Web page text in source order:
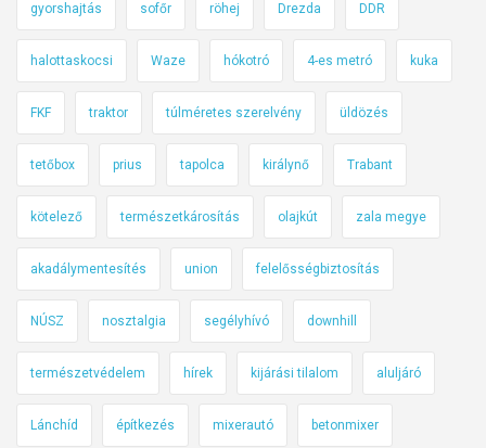
gyorshajtás sofőr röhej Drezda DDR
halottaskocsi Waze hókotró 4-es metró kuka
FKF traktor túlméretes szerelvény üldözés
tetőbox prius tapolca királynő Trabant
kötelező természetkárosítás olajkút zala megye
akadálymentesítés union felelősségbiztosítás
NÚSZ nosztalgia segélyhívó downhill
természetvédelem hírek kijárási tilalom aluljáró
Lánchíd építkezés mixerautó betonmixer